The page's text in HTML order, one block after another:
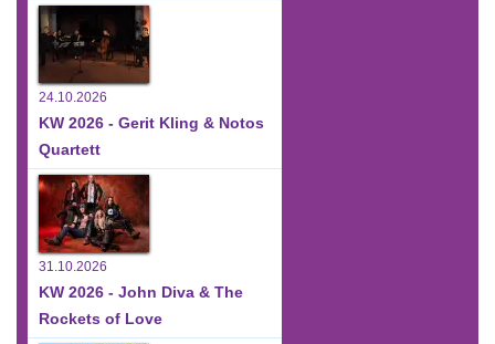
24.10.2026
KW 2026 - Gerit Kling & Notos
Quartett
31.10.2026
KW 2026 - John Diva & The
Rockets of Love